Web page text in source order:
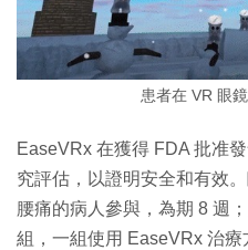
患者在 VR 眼
EaseVRx 在獲得 FDA 批准
究評估，以證明安全和有效
腰痛的病人參與，為期 8 週
組，一組使用 EaseVRx 治